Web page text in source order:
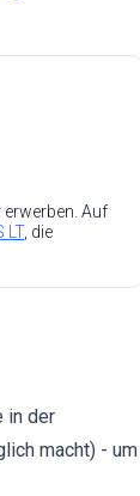
Auf
LT, die
in der
macht) - um